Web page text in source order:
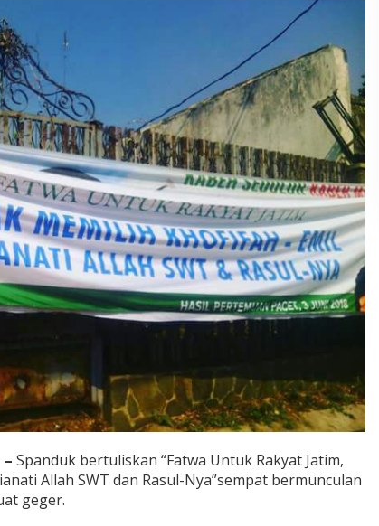
Spanduk bertuliskan “Fatwa Untuk Rakyat Jatim,
Allah SWT dan Rasul-Nya”sempat bermunculan
geger.